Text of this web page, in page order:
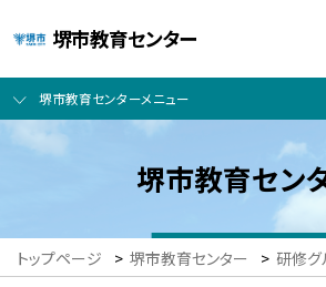
堺市教育センター
堺市教育センターメニュー
堺市教育セン
トップページ > 堺市教育センター > 研修グ